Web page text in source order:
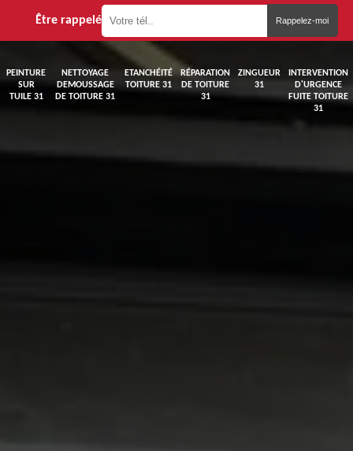
Être rappelé
PEINTURE
SUR
TUILE 31
NETTOYAGE
DEMOUSSAGE
DE TOITURE 31
ETANCHÉITÉ
TOITURE 31
RÉPARATION
DE TOITURE
31
ZINGUEUR
31
INTERVENTION
D'URGENCE
FUITE TOITURE
31